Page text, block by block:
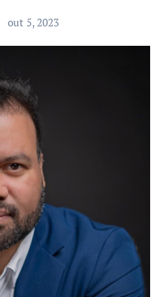
out 5, 2023